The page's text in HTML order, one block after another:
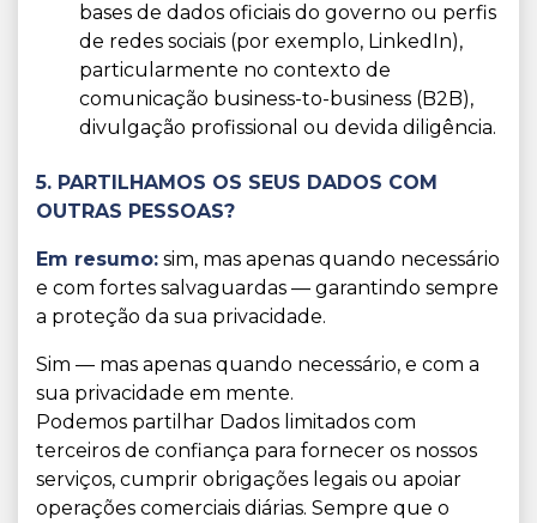
bases de dados oficiais do governo ou perfis
de redes sociais (por exemplo, LinkedIn),
particularmente no contexto de
comunicação business-to-business (B2B),
divulgação profissional ou devida diligência.
5. PARTILHAMOS OS SEUS DADOS COM
OUTRAS PESSOAS?
Em resumo: sim, mas apenas quando necessário
e com fortes salvaguardas — garantindo sempre
a proteção da sua privacidade.
Sim — mas apenas quando necessário, e com a
sua privacidade em mente.
Podemos partilhar Dados limitados com
terceiros de confiança para fornecer os nossos
serviços, cumprir obrigações legais ou apoiar
operações comerciais diárias. Sempre que o